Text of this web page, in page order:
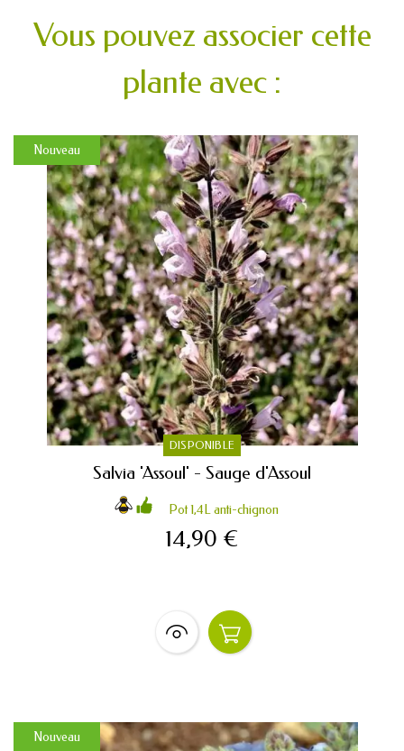
Vous pouvez associer cette
plante avec :
Nouveau
DISPONIBLE
Salvia 'Assoul' - Sauge d'Assoul
Pot 1,4L anti-chignon
14,90 €
Nouveau